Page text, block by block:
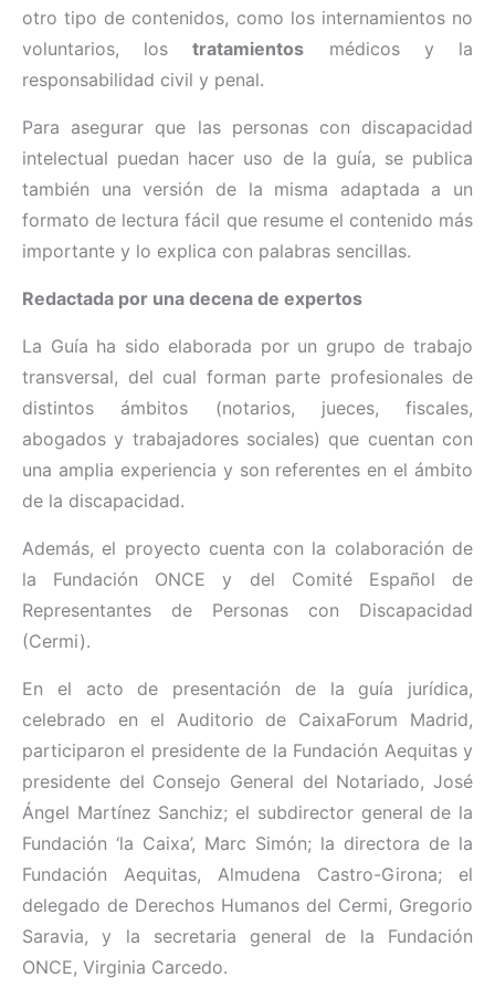
otro tipo de contenidos, como los internamientos no
voluntarios, lostratamientos médicos y la
responsabilidad civil y penal.
Para asegurar que las personas con discapacidad
intelectual puedan hacer uso de la guía, se publica
también una versión de la misma adaptada a un
formato de lectura fácil que resume el contenido más
importante y lo explica con palabras sencillas.
Redactada por una decena de expertos
La Guía ha sido elaborada por un grupo de trabajo
transversal, del cual forman parte profesionales de
distintos ámbitos (notarios, jueces, fiscales,
abogados y trabajadores sociales) que cuentan con
una amplia experiencia y son referentes en el ámbito
de la discapacidad.
Además, el proyecto cuenta con la colaboración de
la Fundación ONCE y del Comité Español de
Representantes de Personas con Discapacidad
(Cermi).
En el acto de presentación de la guía jurídica,
celebrado en el Auditorio de CaixaForum Madrid,
participaron el presidente de la Fundación Aequitas y
presidente del Consejo General del Notariado, José
Ángel Martínez Sanchiz; el subdirector general de la
Fundación ‘la Caixa’, Marc Simón; la directora de la
Fundación Aequitas, Almudena Castro-Girona; el
delegado de Derechos Humanos del Cermi, Gregorio
Saravia, y la secretaria general de la Fundación
ONCE, Virginia Carcedo.